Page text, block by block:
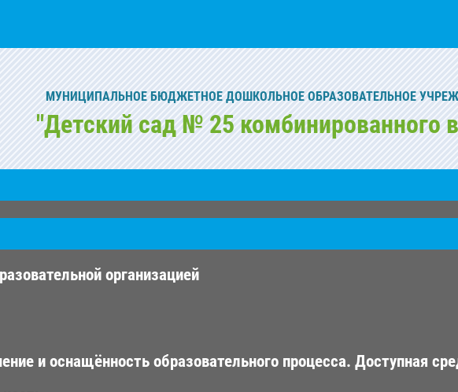
МУНИЦИПАЛЬНОЕ БЮДЖЕТНОЕ ДОШКОЛЬНОЕ ОБРАЗОВАТЕЛЬНОЕ
"Детский сад № 25 комбинированного
организацией
и оснащённость образовательного процесса. Доступная